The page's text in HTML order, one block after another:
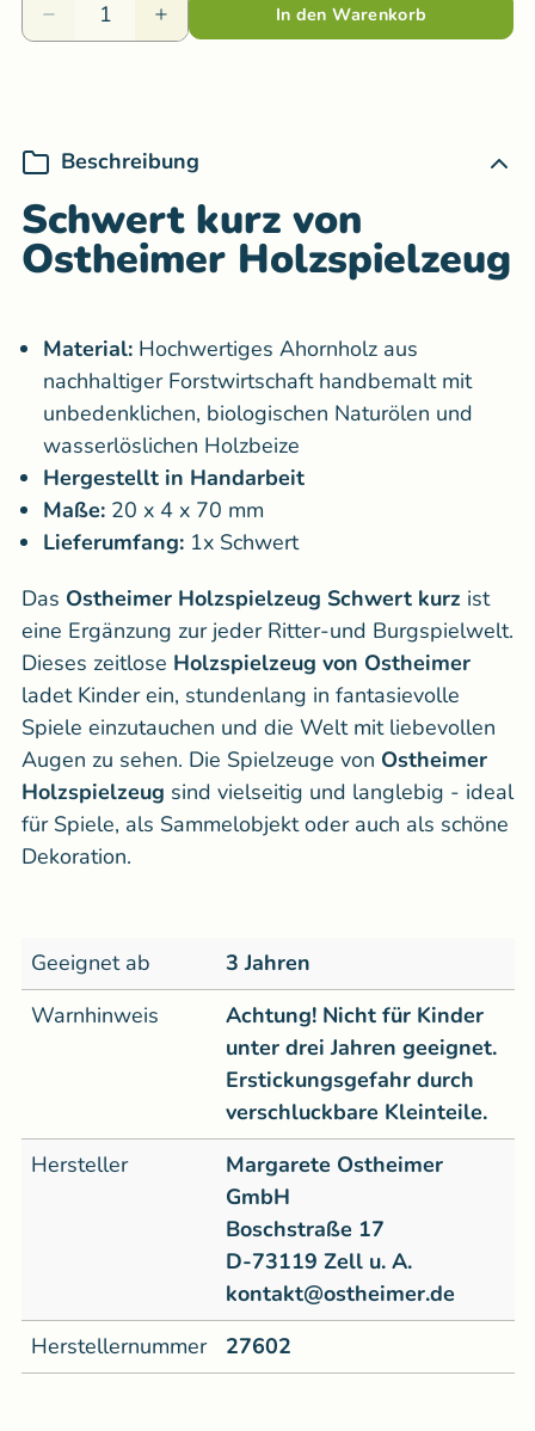
In den Warenkorb
Beschreibung
Schwert kurz von
Ostheimer Holzspielzeug
Material: Hochwertiges Ahornholz aus
nachhaltiger Forstwirtschaft handbemalt mit
unbedenklichen, biologischen Naturölen und
wasserlöslichen Holzbeize
Hergestellt in Handarbeit
Maße: 20 x 4 x 70 mm
Lieferumfang: 1x Schwert
Das Ostheimer Holzspielzeug Schwert kurz ist
eine Ergänzung zur jeder Ritter-und Burgspielwelt.
Dieses zeitlose Holzspielzeug von Ostheimer
ladet Kinder ein, stundenlang in fantasievolle
Spiele einzutauchen und die Welt mit liebevollen
Augen zu sehen. Die Spielzeuge von Ostheimer
Holzspielzeug sind vielseitig und langlebig - ideal
für Spiele, als Sammelobjekt oder auch als schöne
Dekoration.
Geeignet ab
3 Jahren
Warnhinweis
Achtung! Nicht für Kinder
unter drei Jahren geeignet.
Erstickungsgefahr durch
verschluckbare Kleinteile.
Hersteller
Margarete Ostheimer
GmbH
Boschstraße 17
D-73119 Zell u. A.
kontakt@ostheimer.de
Herstellernummer
27602